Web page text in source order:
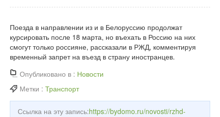
Поезда в направлении из и в Белоруссию продолжат
курсировать после 18 марта, но въехать в Россию на них
смогут только россияне, рассказали в РЖД, комментируя
временный запрет на въезд в страну иностранцев.
Опубликовано в : Новости
Метки : Транспорт
Ссылка на эту запись:https://bydomo.ru/novosti/rzhd-